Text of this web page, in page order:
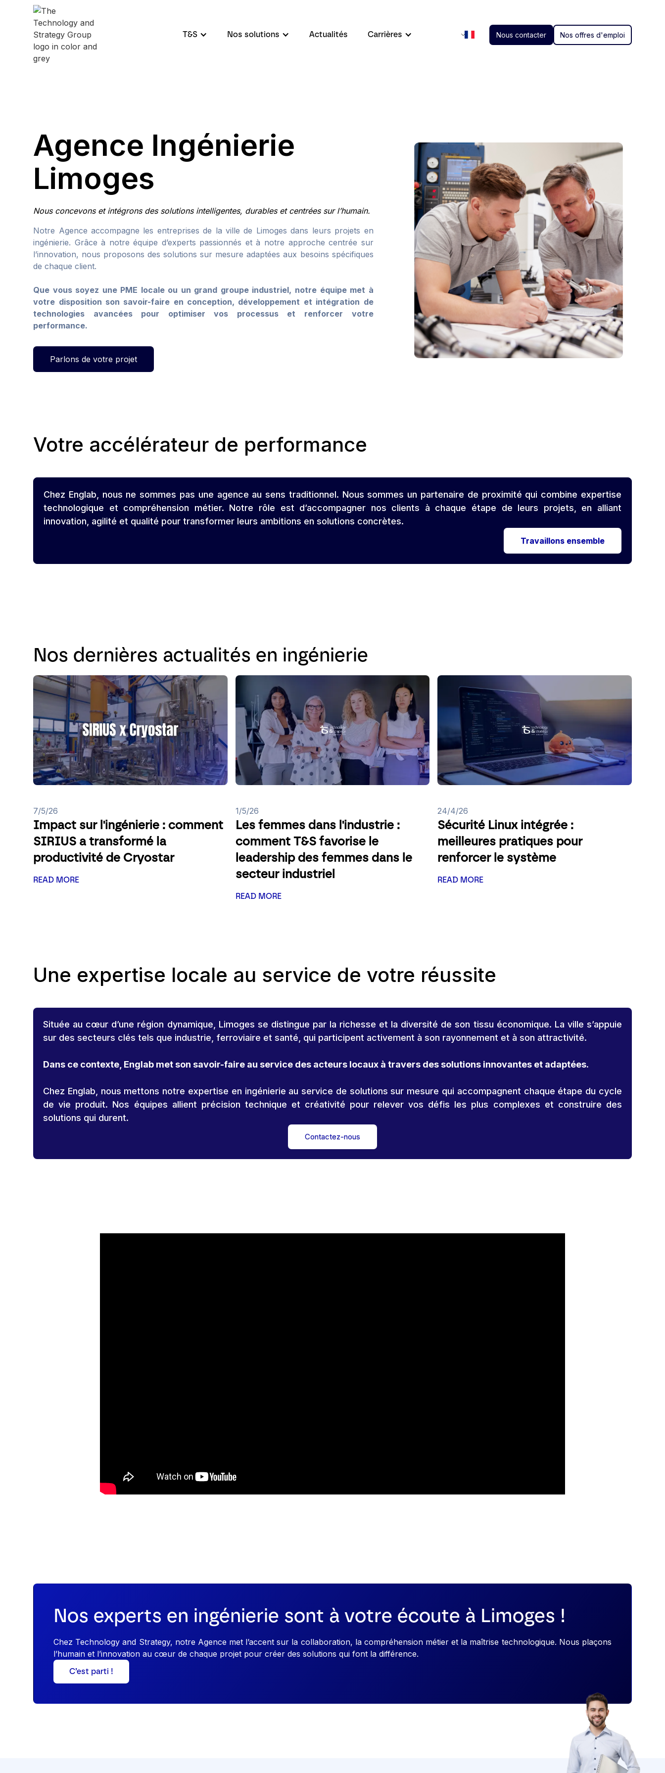
T&S Nos solutions Actualités Carrières Nous contacter Nos offres d'emploi
Agence Ingénierie
Limoges
Nous concevons et intégrons des solutions intelligentes, durables et centrées sur l’humain.
Notre Agence accompagne les entreprises de la ville de Limoges dans leurs projets en
ingénierie. Grâce à notre équipe d’experts passionnés et à notre approche centrée sur
l’innovation, nous proposons des solutions sur mesure adaptées aux besoins spécifiques
de chaque client.
Que vous soyez une PME locale ou un grand groupe industriel, notre équipe met à
votre disposition son savoir-faire en conception, développement et intégration de
technologies avancées pour optimiser vos processus et renforcer votre
performance.
Parlons de votre projet
Votre accélérateur de performance
Chez Englab, nous ne sommes pas une agence au sens traditionnel. Nous sommes un partenaire de proximité qui combine expertise
technologique et compréhension métier. Notre rôle est d’accompagner nos clients à chaque étape de leurs projets, en alliant
innovation, agilité et qualité pour transformer leurs ambitions en solutions concrètes.
Travaillons ensemble
Nos dernières actualités en ingénierie
7/5/26
Impact sur l'ingénierie : comment
SIRIUS a transformé la
productivité de Cryostar
READ MORE
1/5/26
Les femmes dans l'industrie :
comment T&S favorise le
leadership des femmes dans le
secteur industriel
READ MORE
24/4/26
Sécurité Linux intégrée :
meilleures pratiques pour
renforcer le système
READ MORE
Une expertise locale au service de votre réussite
Située au cœur d’une région dynamique, Limoges se distingue par la richesse et la diversité de son tissu économique. La ville s’appuie
sur des secteurs clés tels que industrie, ferroviaire et santé, qui participent activement à son rayonnement et à son attractivité.
Dans ce contexte, Englab met son savoir-faire au service des acteurs locaux à travers des solutions innovantes et adaptées.
Chez Englab, nous mettons notre expertise en ingénierie au service de solutions sur mesure qui accompagnent chaque étape du cycle
de vie produit. Nos équipes allient précision technique et créativité pour relever vos défis les plus complexes et construire des
solutions qui durent.
Contactez-nous
Nos experts en ingénierie sont à votre écoute à Limoges !
Chez Technology and Strategy, notre Agence met l’accent sur la collaboration, la compréhension métier et la maîtrise technologique. Nous plaçons
l’humain et l’innovation au cœur de chaque projet pour créer des solutions qui font la différence.
C’est parti !